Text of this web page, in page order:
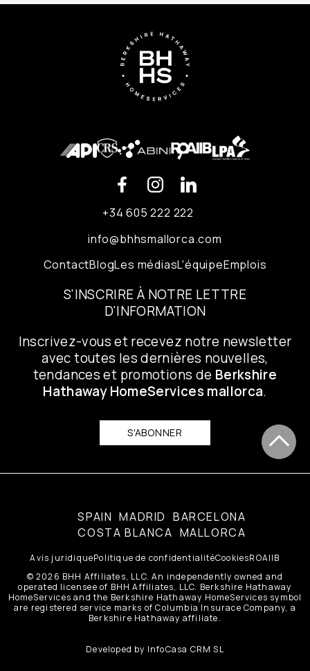
+34 605 222 222
info@bhhsmallorca.com
ContactBlogLes médiasL'équipeEmplois
S'INSCRIRE À NOTRE LETTRE
D'INFORMATION
Inscrivez-vous et recevez notre newsletter
avec toutes les dernières nouvelles,
tendances et promotions de Berkshire
Hathaway HomeServices mallorca.
S'ABONNER
SPAIN MADRID BARCELONA
COSTA BLANCA MALLORCA
Avis juridiquePolitique de confidentialitéCookiesROAIIB
© 2026 BHH Affiliates, LLC. An independently owned and
operated licensee of BHH Affiliates, LLC. Berkshire Hathaway
HomeServices and the Berkshire Hathaway HomeServices symbol
are registered service marks of Columbia Insurace Company, a
Berkshire Hathaway affiliate.
Developed by InfoCasa CRM SL